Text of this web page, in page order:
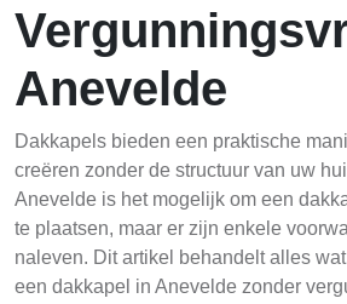
Anevelde
Dakkapels bieden een praktische
creëren zonder de structuur van uw
Anevelde is het mogelijk om een
te plaatsen, maar er zijn enkele
naleven. Dit artikel behandelt alles
een dakkapel in Anevelde zonder